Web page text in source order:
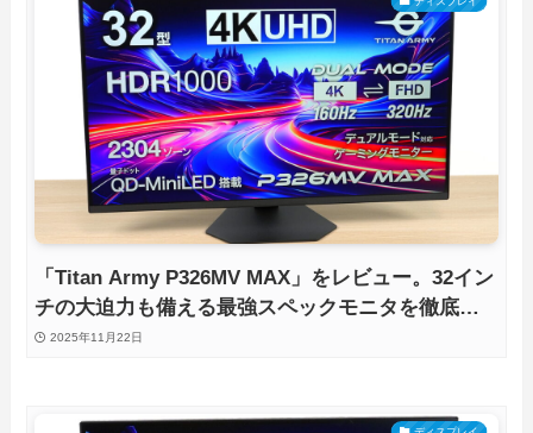
「Titan Army P326MV MAX」をレビュー。32イン
チの大迫力も備える最強スペックモニタを徹底検
証2025年11月22日